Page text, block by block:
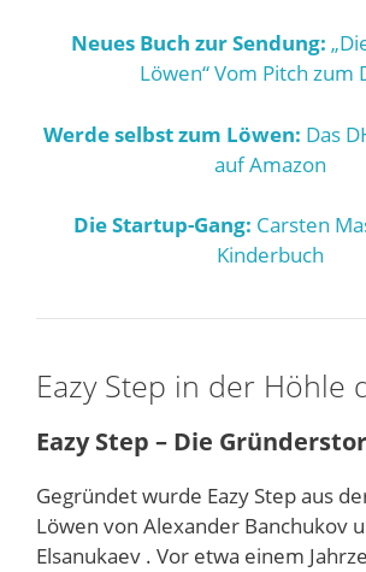
Neues Buch zur Sendung:
Löwen“ Vom Pitch zum
Werde selbst zum Löwen: Das
auf Amazon
Die Startup-Gang: Carsten
Kinderbuch
Eazy Step in der Höhle
Eazy Step – Die
Gegründet wurde Eazy Step aus
Löwen von Alexander Banchukov
Elsanukaev . Vor etwa einem